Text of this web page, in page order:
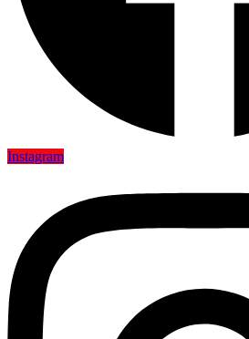
Instagram